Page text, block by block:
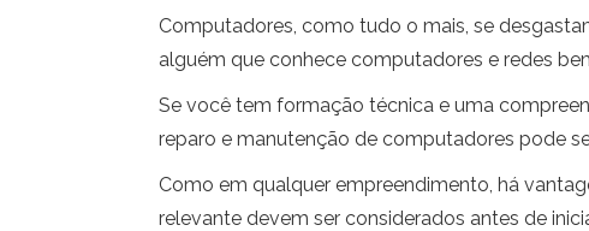
Computadores, como tudo o mais, se
alguém que conhece computadores e redes
Se você tem formação técnica e uma
reparo e manutenção de computadores pode
Como em qualquer empreendimento, há
relevante devem ser considerados antes de